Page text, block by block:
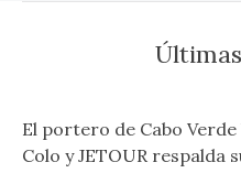
El portero de Cabo
Colo y JETOUR respalda